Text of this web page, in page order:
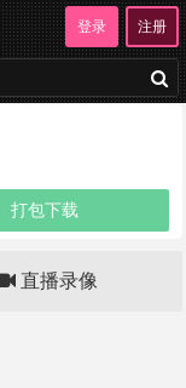
登录 注册
打包下载
直播录像